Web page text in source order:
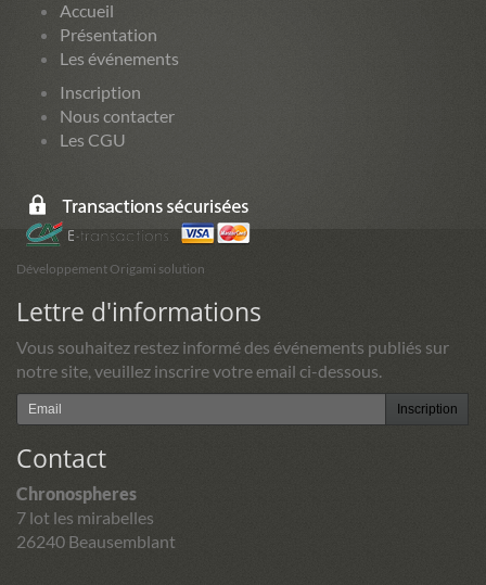
Accueil
Présentation
Les événements
Inscription
Nous contacter
Les CGU
Développement Origami solution
Lettre d'informations
Vous souhaitez restez informé des événements publiés sur
notre site, veuillez inscrire votre email ci-dessous.
Inscription
Contact
Chronospheres
7 lot les mirabelles
26240 Beausemblant